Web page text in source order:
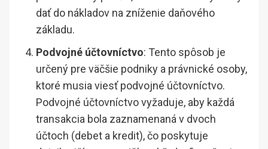
dať do nákladov na zníženie daňového
základu.
Podvojné účtovníctvo: Tento spôsob je
určený pre väčšie podniky a právnické osoby,
ktoré musia viesť podvojné účtovníctvo.
Podvojné účtovníctvo vyžaduje, aby každá
transakcia bola zaznamenaná v dvoch
účtoch (debet a kredit), čo poskytuje